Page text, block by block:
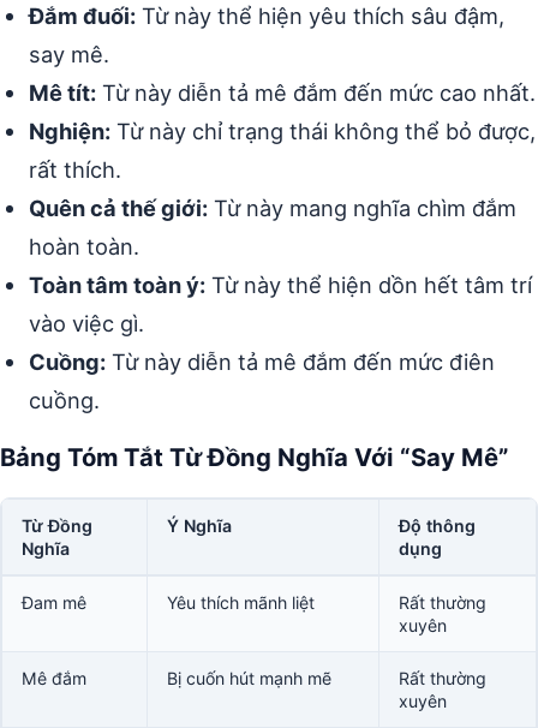
Đắm đuối: Từ này thể hiện yêu thích sâu đậm,
say mê.
Mê tít: Từ này diễn tả mê đắm đến mức cao nhất.
Nghiện: Từ này chỉ trạng thái không thể bỏ được,
rất thích.
Quên cả thế giới: Từ này mang nghĩa chìm đắm
hoàn toàn.
Toàn tâm toàn ý: Từ này thể hiện dồn hết tâm trí
vào việc gì.
Cuồng: Từ này diễn tả mê đắm đến mức điên
cuồng.
Bảng Tóm Tắt Từ Đồng Nghĩa Với “Say Mê”
Từ Đồng
Nghĩa
Ý Nghĩa
Độ thông
dụng
Đam mê Yêu thích mãnh liệt
Rất thường
xuyên
Mê đắm Bị cuốn hút mạnh mẽ
Rất thường
xuyên